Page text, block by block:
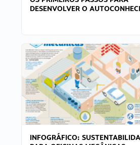
DESENVOLVER O
INFOGRÁFICO: